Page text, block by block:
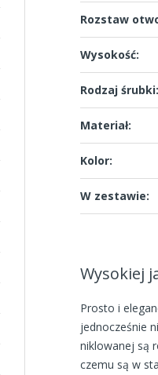
Rozstaw
Wysokość:
Rodzaj śrubki:
Materiał:
Kolor:
W zestawie:
Wysokiej
Prosto i
jednocześnie
niklowanej są
czemu są w